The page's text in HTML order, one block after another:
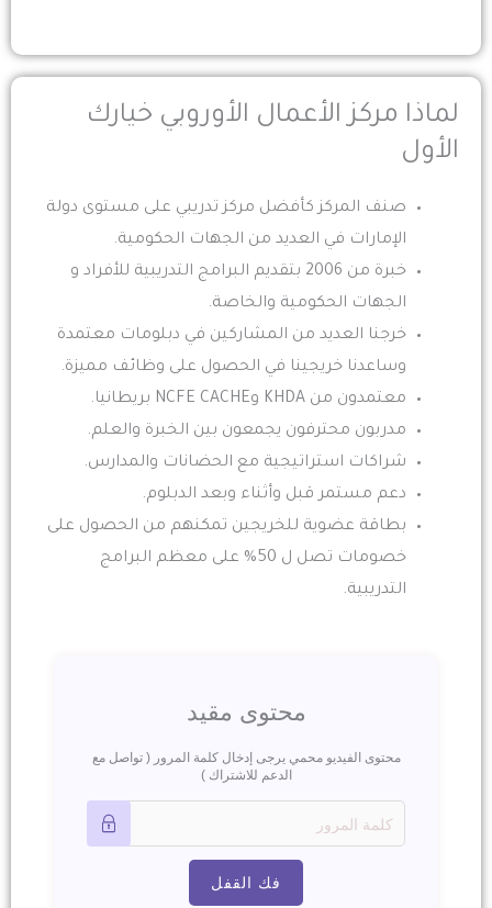
لماذا مركز الأعمال الأوروبي خيارك
الأول
صنف المركز كأفضل مركز تدريبي على مستوى دولة
الإمارات في العديد من الجهات الحكومية.
خبرة من 2006 بتقديم البرامج التدريبية للأفراد و
الجهات الحكومية والخاصة.
خرجنا العديد من المشاركين في دبلومات معتمدة
وساعدنا خريجينا في الحصول على وظائف مميزة.
معتمدون من KHDA وNCFE CACHE بريطانيا.
مدربون محترفون يجمعون بين الخبرة والعلم.
شراكات استراتيجية مع الحضانات والمدارس.
دعم مستمر قبل وأثناء وبعد الدبلوم.
بطاقة عضوية للخريجين تمكنهم من الحصول على
خصومات تصل ل 50% على معظم البرامج
التدريبية.
محتوى مقيد
محتوى الفيديو محمي يرجى إدخال كلمة المرور ( تواصل مع
الدعم للاشتراك )